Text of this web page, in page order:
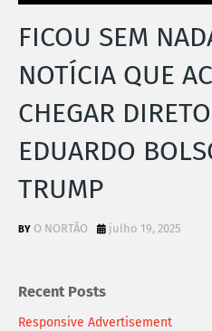
FICOU SEM
NOTÍCIA QUE
CHEGAR
EDUARDO
TRUMP
O NORTÃO julho 19, 2025
Recent Posts
Responsive Advertisement